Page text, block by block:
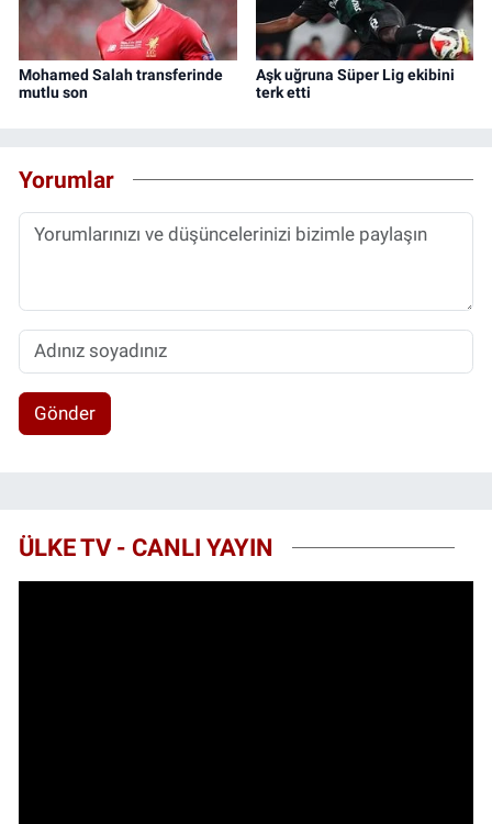
Mohamed Salah transferinde
mutlu son
Aşk uğruna Süper Lig ekibini
terk etti
Yorumlar
Gönder
ÜLKE TV - CANLI YAYIN